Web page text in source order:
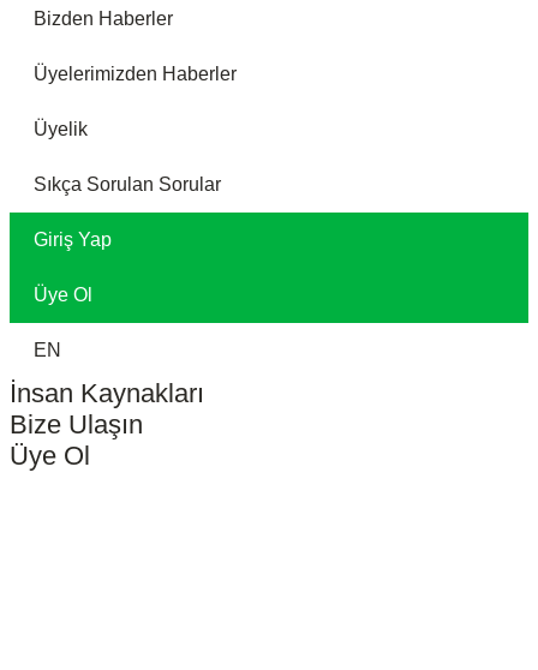
Bizden Haberler
Üyelerimizden Haberler
Üyelik
Sıkça Sorulan Sorular
Giriş Yap
Üye Ol
EN
İnsan Kaynakları
Bize Ulaşın
Üye Ol